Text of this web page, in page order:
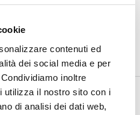
contenuti ed
dei social media e per
inoltre
utilizza il nostro sito con i
di analisi dei dati web,
06
da €
10
September
da €
81.80
agenzie ufficiali di